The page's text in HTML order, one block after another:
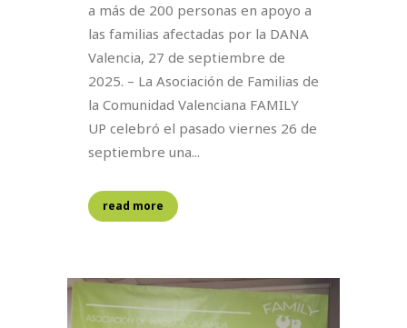
a más de 200 personas en apoyo a
las familias afectadas por la DANA
Valencia, 27 de septiembre de
2025. – La Asociación de Familias de
la Comunidad Valenciana FAMILY
UP celebró el pasado viernes 26 de
septiembre una...
read more